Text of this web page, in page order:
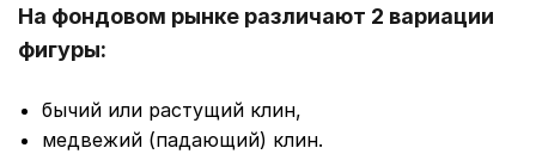
На фондовом рынке различают 2 вариации
фигуры:
бычий или растущий клин,
медвежий (падающий) клин.